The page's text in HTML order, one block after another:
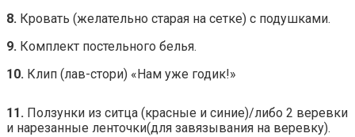
8. Кровать (желательно старая на сетке) с подушками.
9. Комплект постельного белья.
10. Клип (лав-стори) «Нам уже годик!»
11. Ползунки из ситца (красные и синие)/либо 2 веревки
и нарезанные ленточки(для завязывания на веревку).